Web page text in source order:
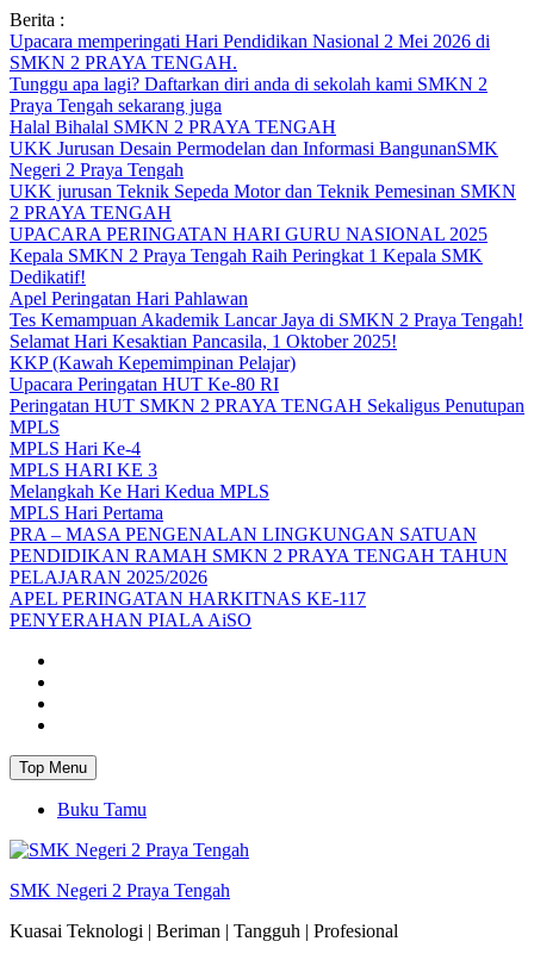
Skip
to
content
Berita :
Upacara memperingati Hari Pendidikan Nasional 2 Mei 2026 di
SMKN 2 PRAYA TENGAH.
Tunggu apa lagi? Daftarkan diri anda di sekolah kami SMKN 2
Praya Tengah sekarang juga
Halal Bihalal SMKN 2 PRAYA TENGAH
UKK Jurusan Desain Permodelan dan Informasi BangunanSMK
Negeri 2 Praya Tengah
UKK jurusan Teknik Sepeda Motor dan Teknik Pemesinan SMKN
2 PRAYA TENGAH
UPACARA PERINGATAN HARI GURU NASIONAL 2025
Kepala SMKN 2 Praya Tengah Raih Peringkat 1 Kepala SMK
Dedikatif!
Apel Peringatan Hari Pahlawan
Tes Kemampuan Akademik Lancar Jaya di SMKN 2 Praya Tengah!
Selamat Hari Kesaktian Pancasila, 1 Oktober 2025!
KKP (Kawah Kepemimpinan Pelajar)
Upacara Peringatan HUT Ke-80 RI
Peringatan HUT SMKN 2 PRAYA TENGAH Sekaligus Penutupan
MPLS
MPLS Hari Ke-4
MPLS HARI KE 3
Melangkah Ke Hari Kedua MPLS
MPLS Hari Pertama
PRA – MASA PENGENALAN LINGKUNGAN SATUAN
PENDIDIKAN RAMAH SMKN 2 PRAYA TENGAH TAHUN
PELAJARAN 2025/2026
APEL PERINGATAN HARKITNAS KE-117
PENYERAHAN PIALA AiSO
Top Menu
Buku Tamu
SMK Negeri 2 Praya Tengah
Kuasai Teknologi | Beriman | Tangguh | Profesional